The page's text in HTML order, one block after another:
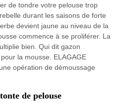
de tondre votre pelouse trop
durant les saisons de forte
devient jaune au niveau de la
commence à se proliférer. La
bien. Qui dit gazon
la mousse. ELAGAGE
opération de démoussage
de pelouse